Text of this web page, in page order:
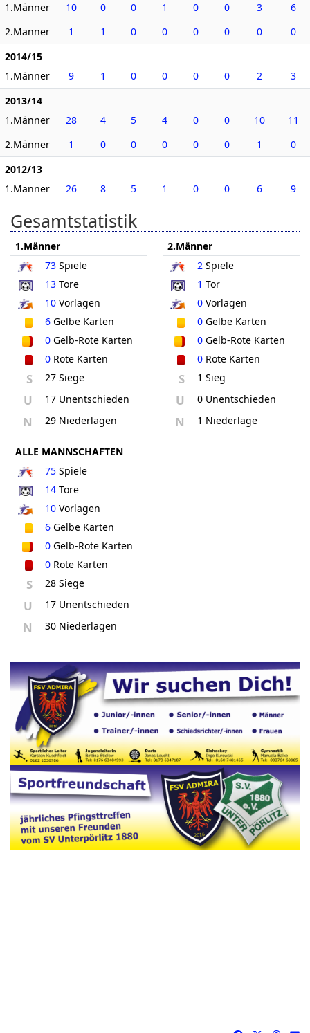
1.Männer
10 0 0 1 0 0 3
6
2.Männer
1 1 0 0 0 0 0
0
2014/15
1.Männer
9 1 0 0 0 0 2
3
2013/14
1.Männer
28 4 5 4 0 0 10
11
2.Männer
1 0 0 0 0 0 1
0
2012/13
1.Männer
26 8 5 1 0 0 6 9
Gesamtstatistik
1.Männer
73 Spiele
13 Tore
10 Vorlagen
6 Gelbe Karten
0 Gelb-Rote Karten
0 Rote Karten
S 27 Siege
U 17 Unentschieden
N 29 Niederlagen
2.Männer
2Spiele
1 Tor
0Vorlagen
0Gelbe Karten
0Gelb-Rote Karten
0Rote Karten
S 1 Sieg
U 0 Unentschieden
N 1 Niederlage
ALLE MANNSCHAFTEN
75 Spiele
14 Tore
10 Vorlagen
6 Gelbe Karten
0 Gelb-Rote Karten
0 Rote Karten
S 28 Siege
U 17 Unentschieden
N 30 Niederlagen